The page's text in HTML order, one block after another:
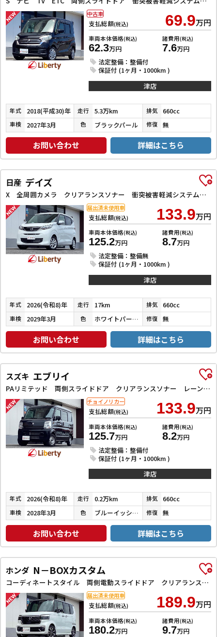
支払総額(税込) 69.9万円
車両本体価格(税込)
62.3万円
諸費用(税込)
7.6万円
法定整備：整備付
保証付 (1ヶ月・1000km )
中古車
津店
年式 2018(平成30)年 走行 5.3万km 排気 660cc
車検 2027年3月 色 ブラックパール 修復 無
お問い合わせ 詳細はこちら
日産 デイズ
X 全周囲カメラ クリアランスソナー 衝突被害軽減システム オートライト スマートキー アイドリングストップ 電動格納ミラー ベンチシート CVT 盗難防止システム ABS ESC CD アルミホイール
支払総額(税込) 133.9万円
車両本体価格(税込)
125.2万円
諸費用(税込)
8.7万円
法定整備：整備無
保証付 (1ヶ月・1000km )
届出済未使用車
津店
年式 2026(令和8)年 走行 17km 排気 660cc
車検 2029年3月 色 ホワイトパール３コートパール 修復 無
お問い合わせ 詳細はこちら
スズキ エブリイ
PAリミテッド 両側スライドドア クリアランスソナー レーンアシスト 衝突被害軽減システム オートライト キーレスエントリー アイドリングストップ CVT ESC エアコン パワーステアリング パワーウィンドウ
支払総額(税込) 133.9万円
車両本体価格(税込)
125.7万円
諸費用(税込)
8.2万円
法定整備：整備付
保証付 (1ヶ月・1000km )
チョイノリカー
津店
年式 2026(令和8)年 走行 0.2万km 排気 660cc
車検 2028年3月 色 ブルーイッシュブラックパール３ 修復 無
お問い合わせ 詳細はこちら
ホンダ N－BOXカスタム
コーディネートスタイル 両側電動スライドドア クリアランスソナー オートクルーズコントロール レーンアシスト オートライト スマートキー アイドリングストップ 電動格納ミラー ベンチシート CVT ESC
支払総額(税込) 189.9万円
車両本体価格(税込)
180.2万円
諸費用(税込)
9.7万円
届出済未使用車